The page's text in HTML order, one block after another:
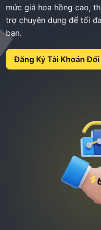
mức giá hoa hồng cao,
trợ chuyên dụng để tối
bạn.
Đăng Ký Tài Khoản Đối